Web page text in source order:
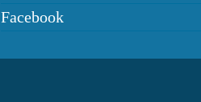
Facebook